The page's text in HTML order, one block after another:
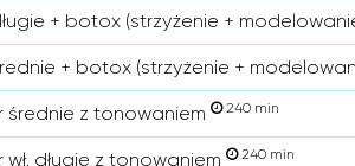
+ botox (strzyżenie +
+ botox (strzyżenie +
średnie z tonowaniem 240 min
długie z tonowaniem 240 min